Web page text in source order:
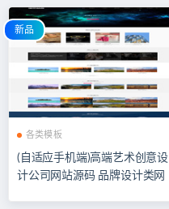
新品
各类模板
(自适应手机端)高端艺术创意设
计公司网站源码 品牌设计类网